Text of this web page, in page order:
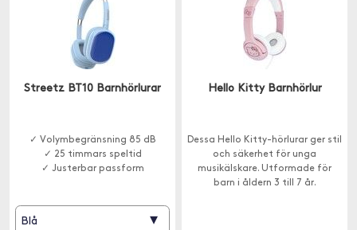
Streetz BT10 Barnhörlurar
✓ Volymbegränsning 85 dB
✓ 25 timmars speltid
✓ Justerbar passform
Blå ▾
Hello Kitty Barnhörlur
Dessa Hello Kitty-hörlurar ger stil
och säkerhet för unga
musikälskare. Utformade för
barn i åldern 3 till 7 år.